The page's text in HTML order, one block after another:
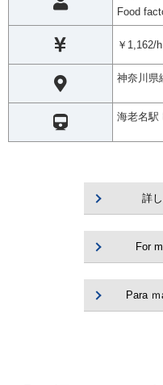
Food
￥1,162/h
神奈川県
海老名駅
詳
For
Para